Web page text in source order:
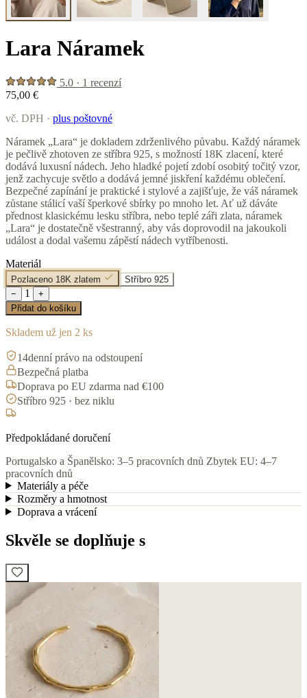
Lara Náramek
5.0 · 1 recenzí
75,00 €
vč. DPH · plus poštovné
Náramek „Lara“ je dokladem zdrženlivého půvabu. Každý náramek
je pečlivě zhotoven ze stříbra 925, s možností 18K zlacení, které
dodává luxusní nádech. Jeho hladké pojetí zdobí osobitý točitý vzor,
jenž zachycuje světlo a dodává jemné jiskření každému oblečení.
Bezpečné zapínání je praktické i stylové a zajišťuje, že váš náramek
zůstane stálicí vaší šperkové sbírky po mnoho let. Ať už dáváte
přednost klasickému lesku stříbra, nebo teplé záři zlata, náramek
„Lara“ je dostatečně všestranný, aby vás doprovodil na jakoukoli
událost a dodal vašemu zápěstí nádech vytříbenosti.
Materiál
Pozlaceno 18K zlatem
Stříbro 925
−
1
+
Přidat do košíku
Skladem už jen 2 ks
14denní právo na odstoupení
Bezpečná platba
Doprava po EU zdarma nad €100
Stříbro 925 · bez niklu
Předpokládané doručení
Portugalsko a Španělsko: 3–5 pracovních dnů Zbytek EU: 4–7
pracovních dnů
Materiály a péče
Rozměry a hmotnost
Doprava a vrácení
Skvěle se doplňuje s